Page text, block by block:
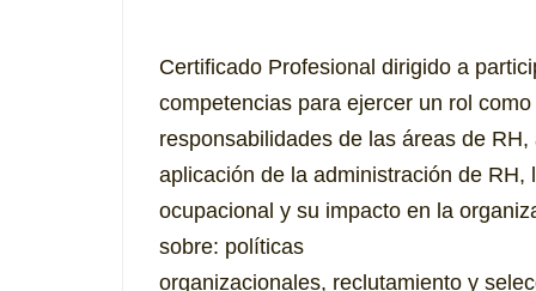
Certificado Profesional dirigido a
competencias para ejercer un rol
responsabilidades de las áreas de
aplicación de la administración de
ocupacional y su impacto en la
sobre: políticas
organizacionales, reclutamiento y